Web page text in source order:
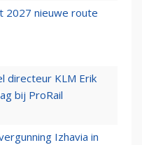
2027 nieuwe route
directeur KLM Erik
bij ProRail
Izhavia in